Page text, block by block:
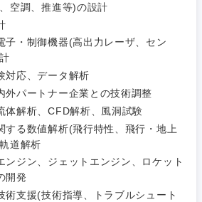
空調、推進等)の設計
子・制御機器(高出力レーザ、セン
対応、データ解析
外パートナー企業との技術調整
体解析、CFD解析、風洞試験
する数値解析(飛行特性、飛行・地上
道解析
ンジン、ジェットエンジン、ロケット
開発
術支援(技術指導、トラブルシュート
画
事業企画・事業開発
事業管理
M&A・事業投資
画
源・環境
船舶
半導体
金属
地方
岩手県
山形県
20代
40代 50代